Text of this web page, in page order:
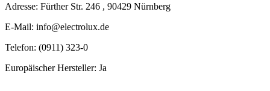
Adresse: Fürther Str. 246 , 90429 Nürnberg
E-Mail: info@electrolux.de
Telefon: (0911) 323-0
Europäischer Hersteller: Ja